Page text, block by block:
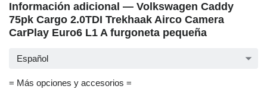
Información adicional — Volkswagen Caddy
75pk Cargo 2.0TDI Trekhaak Airco Camera
CarPlay Euro6 L1 A furgoneta pequeña
Español
= Más opciones y accesorios =